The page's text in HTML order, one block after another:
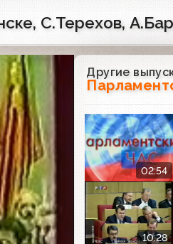
С.Терехов,
Другие
02:54
10:28